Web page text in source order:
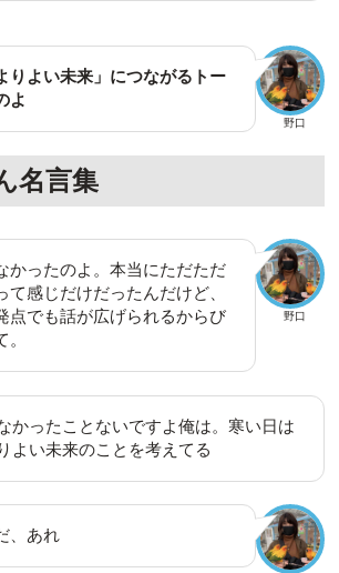
野口
りよい未来」につながるトー
よ
名言集
野口
かったのよ。本当にただただ
て感じだけだったんだけど、
点でも話が広げられるからび
かったことないですよ俺は。寒い日は
よい未来のことを考えてる
、あれ